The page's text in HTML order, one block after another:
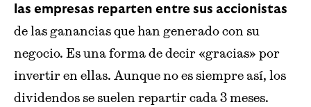
las empresas reparten entre sus accionistas
de las ganancias que han generado con su
negocio. Es una forma de decir «gracias» por
invertir en ellas. Aunque no es siempre así, los
dividendos se suelen repartir cada 3 meses.